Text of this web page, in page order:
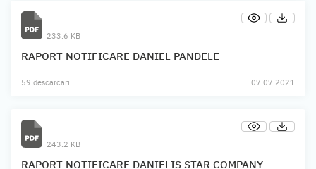
233.6 KB
RAPORT NOTIFICARE DANIEL PANDELE
59 descarcari 07.07.2021
243.2 KB
RAPORT NOTIFICARE DANIELIS STAR COMPANY